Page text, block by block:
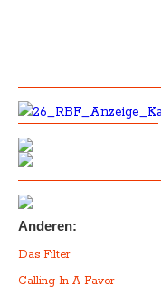
Anderen:
Das Filter
Calling In A Favor